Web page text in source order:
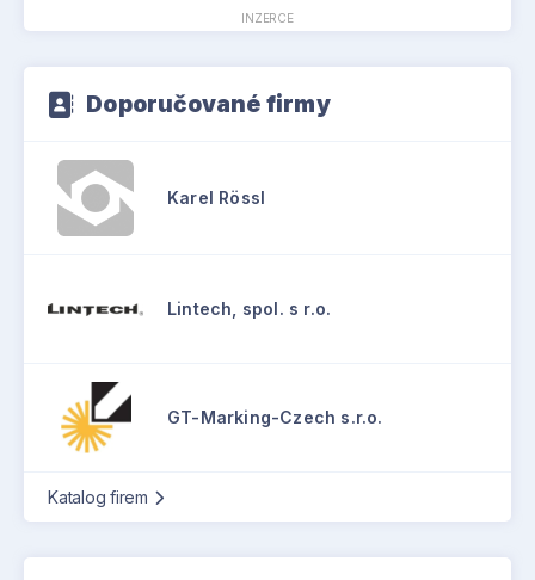
INZERCE
Doporučované firmy
Karel Rössl
Lintech, spol. s r.o.
GT-Marking-Czech s.r.o.
Katalog firem